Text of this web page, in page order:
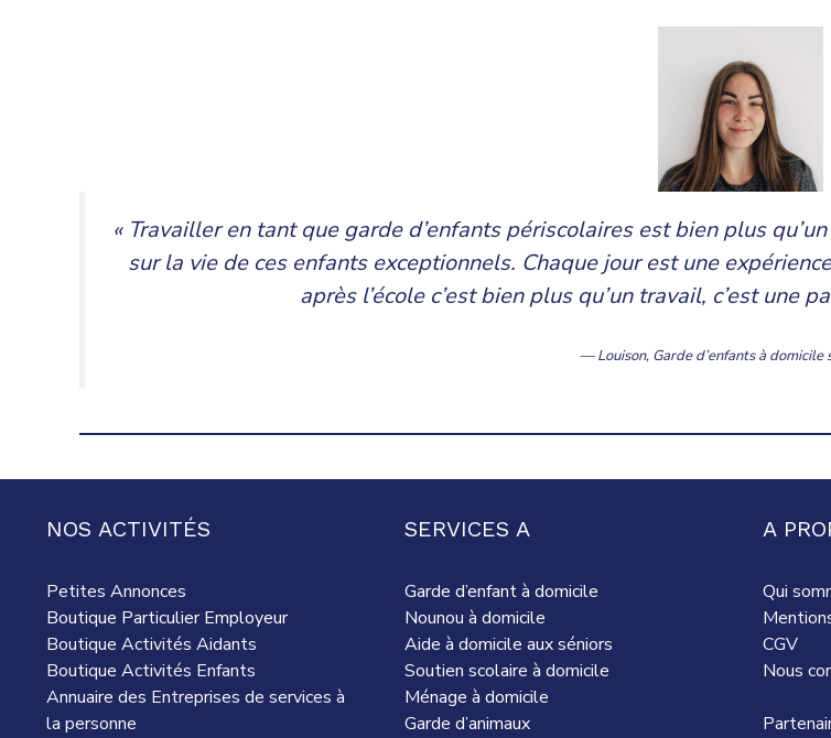
« Travailler en tant que garde d’enfants périscolaires est bien plus
sur la vie de ces enfants exceptionnels. Chaque jour est une
après l’école c’est bien plus qu’un travail, c’est une
— Louison, Garde d’enfants à domicile
NOS ACTIVITÉS
Petites Annonces
Boutique Particulier Employeur
Boutique Activités Aidants
Boutique Activités Enfants
Annuaire des Entreprises de services à
la personne
SERVICES A
Garde d’enfant à domicile
Nounou à domicile
Aide à domicile aux séniors
Soutien scolaire à domicile
Ménage à domicile
Garde d’animaux
A
Qui
CGV
Nous